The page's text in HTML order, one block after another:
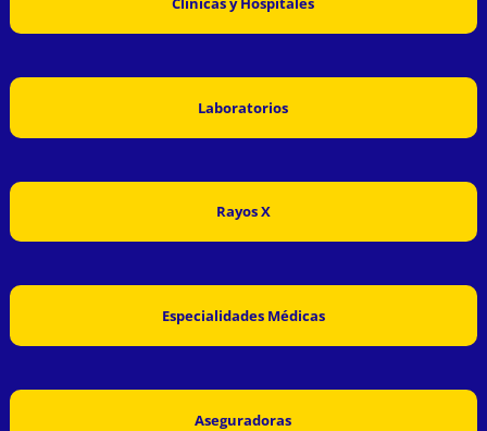
Laboratorios
Rayos X
Especialidades Médicas
Aseguradoras